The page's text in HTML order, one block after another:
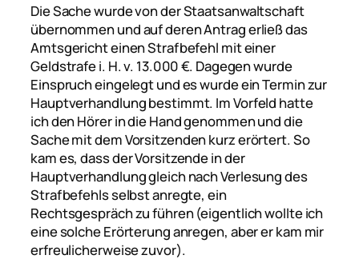
Die Sache wurde von der Staatsanwaltschaft
übernommen und auf deren Antrag erließ das
Amtsgericht einen Strafbefehl mit einer
Geldstrafe i. H. v. 13.000 €. Dagegen wurde
Einspruch eingelegt und es wurde ein Termin zur
Hauptverhandlung bestimmt. Im Vorfeld hatte
ich den Hörer in die Hand genommen und die
Sache mit dem Vorsitzenden kurz erörtert. So
kam es, dass der Vorsitzende in der
Hauptverhandlung gleich nach Verlesung des
Strafbefehls selbst anregte, ein
Rechtsgespräch zu führen (eigentlich wollte ich
eine solche Erörterung anregen, aber er kam mir
erfreulicherweise zuvor).